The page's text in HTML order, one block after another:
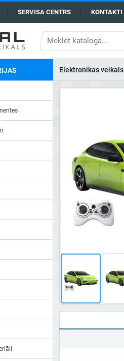
SERVISA CENTRS KONTAKTI
Elektronikas veikals